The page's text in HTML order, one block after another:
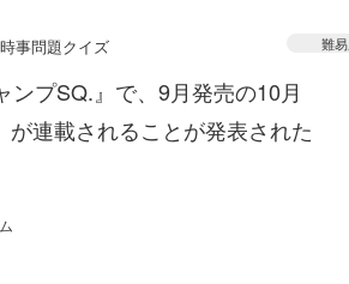
事問題クイズ 難
ンプSQ.』で、9月発売の10月
連載されることが発表された